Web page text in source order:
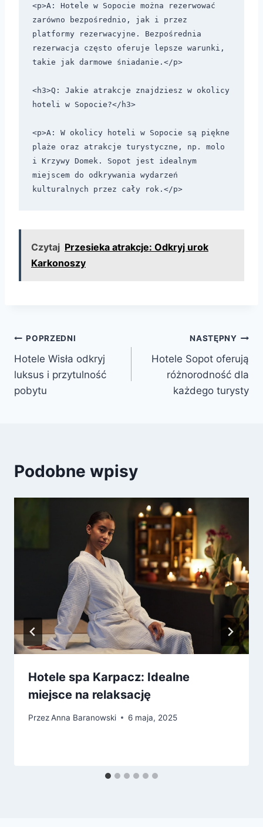
<p>A: Hotele w Sopocie można rezerwować
zarówno bezpośrednio, jak i przez
platformy rezerwacyjne. Bezpośrednia
rezerwacja często oferuje lepsze warunki,
takie jak darmowe śniadanie.</p>
<h3>Q: Jakie atrakcje znajdziesz w okolicy
hoteli w Sopocie?</h3>
<p>A: W okolicy hoteli w Sopocie są piękne
plaże oraz atrakcje turystyczne, np. molo
i Krzywy Domek. Sopot jest idealnym
miejscem do odkrywania wydarzeń
kulturalnych przez cały rok.</p>
Czytaj Przesieka atrakcje: Odkryj urok
Karkonoszy
Nawigacja
wpisu
POPRZEDNI
Hotele Wisła odkryj
luksus i przytulność
pobytu
NASTĘPNY
Hotele Sopot oferują
różnorodność dla
każdego turysty
Podobne wpisy
Hotele spa Karpacz: Idealne
miejsce na relaksację
PrzezAnna Baranowski 6 maja, 2025